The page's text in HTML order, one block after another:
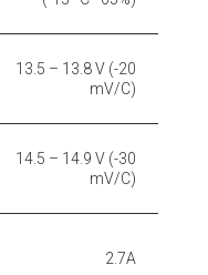
13.5 – 13.8 V (-20
mV/C)
14.5 – 14.9 V (-30
mV/C)
2.7A